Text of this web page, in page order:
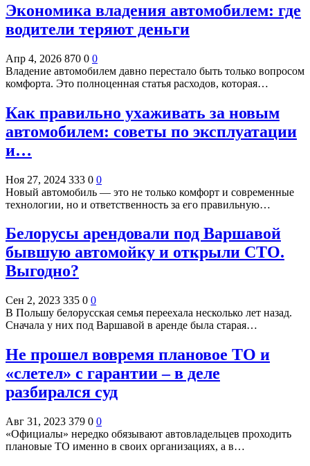
Экономика владения автомобилем: где
водители теряют деньги
Апр 4, 2026 870 0 0
Владение автомобилем давно перестало быть только вопросом
комфорта. Это полноценная статья расходов, которая…
Как правильно ухаживать за новым
автомобилем: советы по эксплуатации
и…
Ноя 27, 2024 333 0 0
Новый автомобиль — это не только комфорт и современные
технологии, но и ответственность за его правильную…
Белорусы арендовали под Варшавой
бывшую автомойку и открыли СТО.
Выгодно?
Сен 2, 2023 335 0 0
В Польшу белорусская семья переехала несколько лет назад.
Сначала у них под Варшавой в аренде была старая…
Не прошел вовремя плановое ТО и
«слетел» с гарантии – в деле
разбирался суд
Авг 31, 2023 379 0 0
«Официалы» нередко обязывают автовладельцев проходить
плановые ТО именно в своих организациях, а в…